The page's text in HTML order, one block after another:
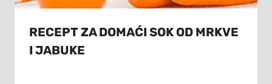
RECEPT ZA DOMAĆI SOK OD MRKVE
I JABUKE